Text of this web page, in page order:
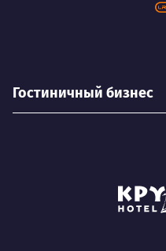
Гостиничный бизнес